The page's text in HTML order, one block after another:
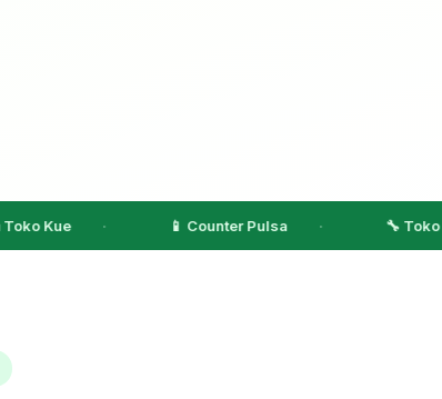
📱 Counter Pulsa 🔧 Toko Bangunan